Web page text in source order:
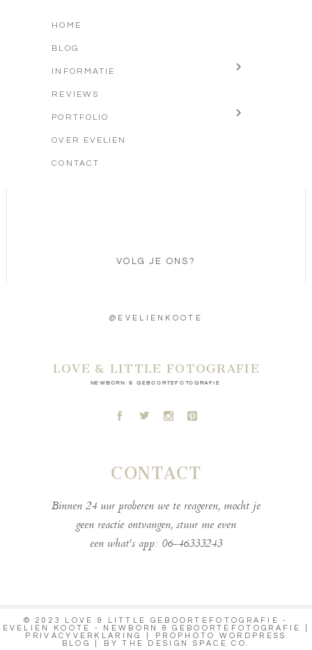
HOME
BLOG
INFORMATIE
REVIEWS
PORTFOLIO
OVER EVELIEN
CONTACT
VOLG JE ONS?
@EVELIENKOOTE
NEWBORN & GEBOORTEFOTOGRAFIE
LOVE & LITTLE FOTOGRAFIE
A B C D
CONTACT
Binnen 24 uur proberen we te reageren, mocht je
geen reactie ontvangen, stuur me even
een what's app: 06-46333243
© 2023 LOVE & LITTLE GEBOORTEFOTOGRAFIE -
EVELIEN KOOTE - NEWBORN & GEBOORTEFOTOGRAFIE |
PRIVACYVERKLARING
PROPHOTO WORDPRESS
BLOG
BY THE DESIGN SPACE CO.